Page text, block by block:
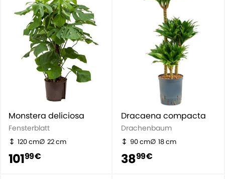
Monstera deliciosa
Fensterblatt
120 cm 22 cm
10199 €
Dracaena compacta
Drachenbaum
90 cm 18 cm
3899 €